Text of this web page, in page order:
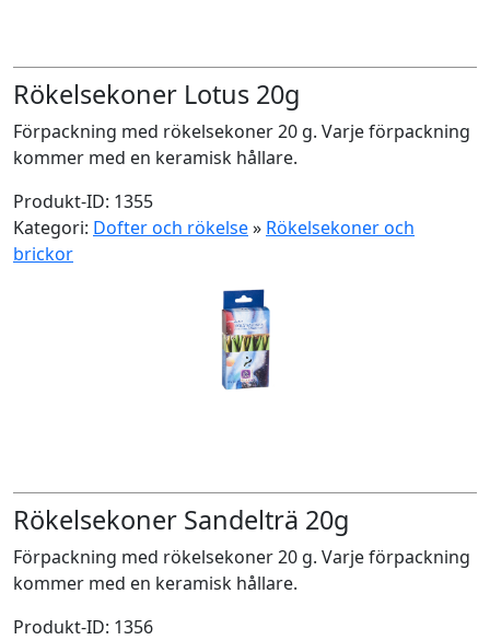
Rökelsekoner Lotus 20g
Förpackning med rökelsekoner 20 g. Varje förpackning
kommer med en keramisk hållare.
Produkt-ID: 1355
Kategori: Dofter och rökelse» Rökelsekoner och
brickor
Rökelsekoner Sandelträ 20g
Förpackning med rökelsekoner 20 g. Varje förpackning
kommer med en keramisk hållare.
Produkt-ID: 1356